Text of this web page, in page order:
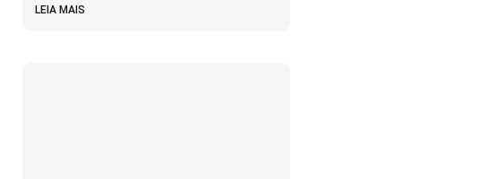
LEIA MAIS